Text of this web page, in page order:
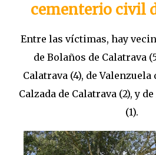
cementerio civil
Entre las víctimas, hay
de Bolaños de Calatrava
Calatrava (4), de Valenzuela
Calzada de Calatrava (2), y
(1).